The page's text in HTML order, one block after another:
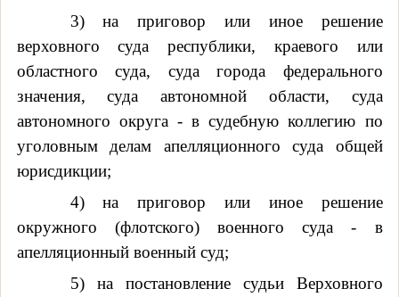
3) на приговор или иное решение
верховного суда республики, краевого или
областного суда, суда города федерального
значения, суда автономной области, суда
автономного округа - в судебную коллегию по
уголовным делам апелляционного суда общей
юрисдикции;
4) на приговор или иное решение
окружного (флотского) военного суда - в
апелляционный военный суд;
5) на постановление судьи Верховного